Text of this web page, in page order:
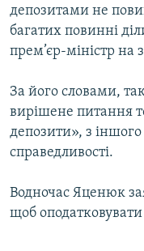
депозитами не
багатих повинні
прем’єр-міністр на
За його словами,
вирішене питання
депозити», з
справедливості.
Водночас Яценюк
щоб оподатковувати